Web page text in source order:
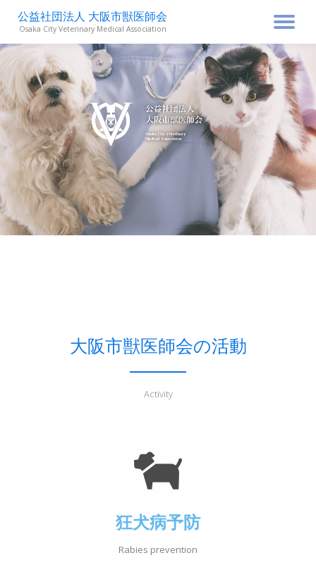
ン
ツ
へ
ス
キ
ッ
プ
ナ
ビ
ゲ
ー
シ
ョ
ン
公益社団法人 大阪市獣医師会
Osaka City Veterinary Medical Association
大阪市獣医師会の活動
Activity
狂犬病予防
Rabies prevention